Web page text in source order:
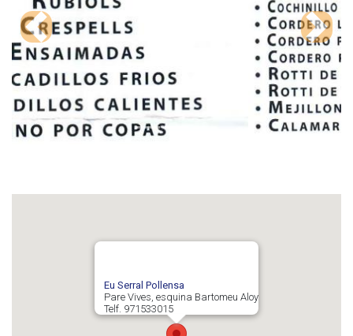
Previous Next
Pare Vives, esquina Bartomeu Aloy
Telf. 971533015